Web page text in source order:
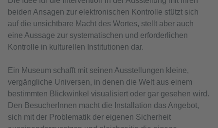
beiden Ansagen zur elektronischen Kontrolle stützt sich
auf die unsichtbare Macht des Wortes, stellt aber auch
eine Aussage zur systematischen und erforderlichen
Kontrolle in kulturellen Institutionen dar.
Ein Museum schafft mit seinen Ausstellungen kleine,
vergängliche Universen, in denen die Welt aus einem
bestimmten Blickwinkel visualisiert oder gar gesehen wird.
Den BesucherInnen macht die Installation das Angebot,
sich mit der Problematik der eigenen Sicherheit